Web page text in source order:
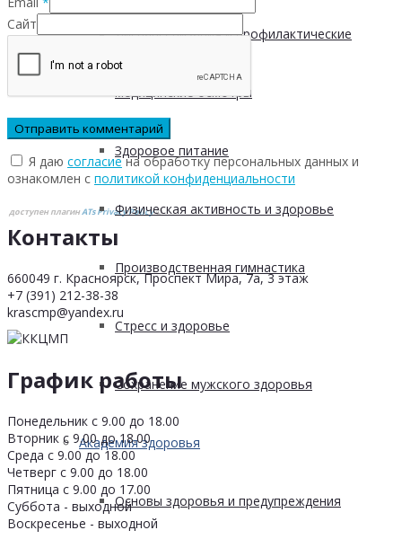
Диспансеризация и профилактические
медицинские осмотры
Здоровое питание
Физическая активность и здоровье
Производственная гимнастика
Стресс и здоровье
Сохранение мужского здоровья
Академия здоровья
Основы здоровья и предупреждения
Сайт
Я даю согласиена обработку персональных данных и
ознакомлен с политикой конфиденциальности
доступен плагинATs Privacy Policy©
Контакты
660049 г. Красноярск, Проспект Мира, 7а, 3 этаж
+7 (391) 212-38-38
krascmp@yandex.ru
График работы
Понедельник с 9.00 до 18.00
Вторник с 9.00 до 18.00
Среда с 9.00 до 18.00
Четверг с 9.00 до 18.00
Пятница с 9.00 до 17.00
Суббота - выходной
Воскресенье - выходной